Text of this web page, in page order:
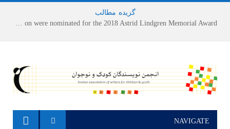
گزیده مطالب
NAVIGATE